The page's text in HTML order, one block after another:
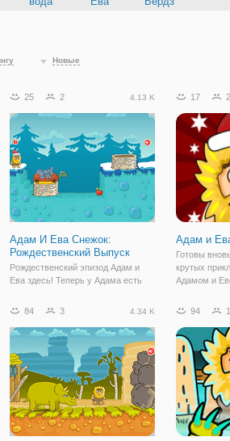
Новые
25 2 4.13 K
Адам И Ева Снежок:
Рождественский Выпуск
Рождественский эпизод Адам и
Ева здесь! Теперь у Адама есть
новогодней елке!
17 2
Адам и
Готовы
крутых
Адамом и
только
новогодней
Давайте
84 3 4.34 K 94